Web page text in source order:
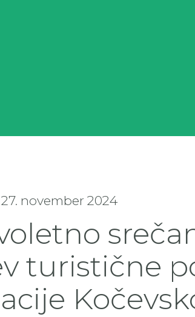
27. november 2024
turistične